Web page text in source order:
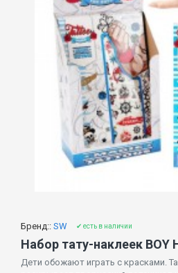
Бренд:: SW ✔ есть в наличии
Набор тату-наклеек BOY
Дети обожают играть с красками.